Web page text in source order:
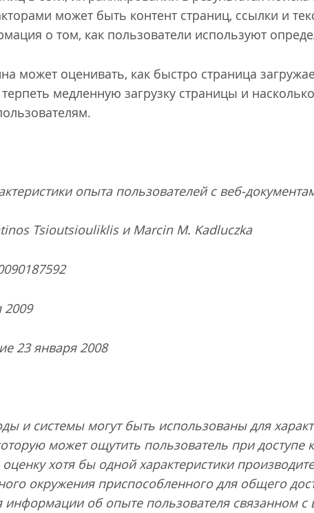
может быть контент страниц, ссылки и
о том, как пользователи используют
может оценивать, как быстро страница
медленную загрузку страницы и
опыта пользователей с веб-
Tsioutsiouliklis и Marcin M. Kadluczka
2009
23 января 2008
и системы могут быть использованы для
может ощутить пользователь при доступе
хотя бы одной характеристики
окружения приспособленного для общего
информации об опыте пользователя связанном с